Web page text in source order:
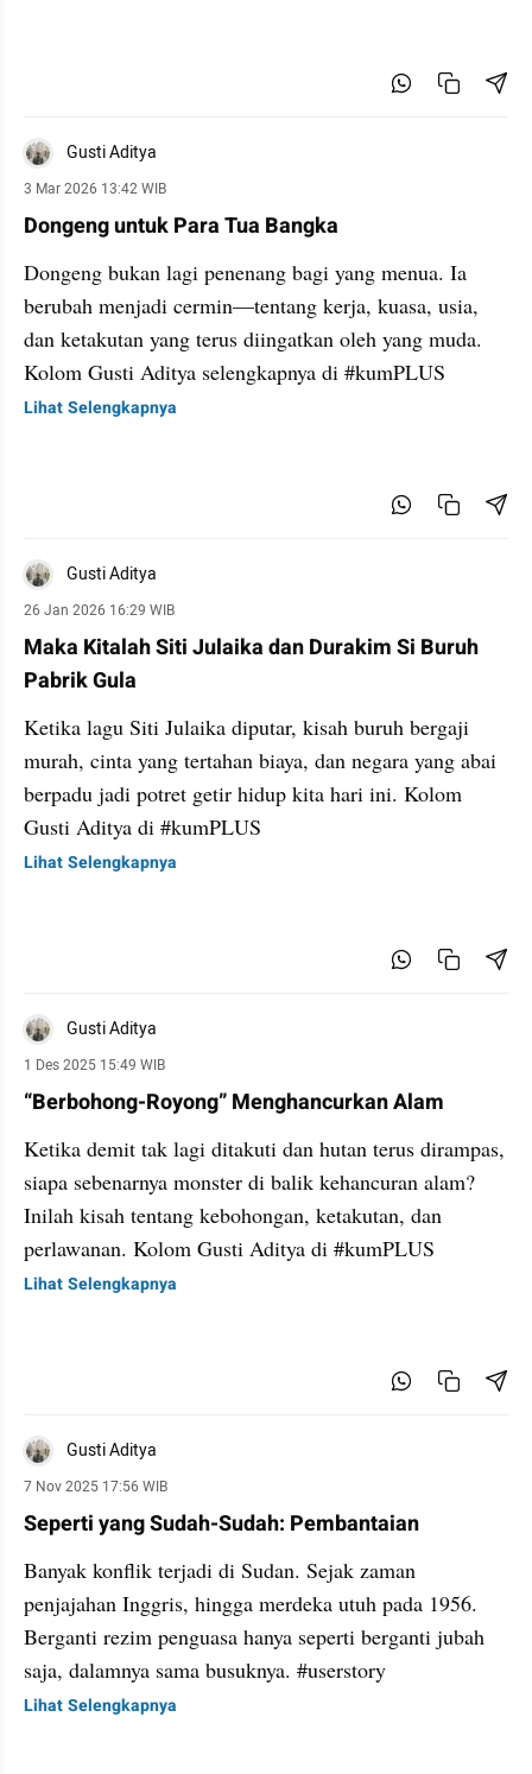
Gusti Aditya
3 Mar 2026 13:42 WIB
Dongeng untuk Para Tua Bangka
Dongeng bukan lagi penenang bagi yang menua. Ia
berubah menjadi cermin—tentang kerja, kuasa, usia,
dan ketakutan yang terus diingatkan oleh yang muda.
Kolom Gusti Aditya selengkapnya di #kumPLUS
Lihat Selengkapnya
Gusti Aditya
26 Jan 2026 16:29 WIB
Maka Kitalah Siti Julaika dan Durakim Si Buruh
Pabrik Gula
Ketika lagu Siti Julaika diputar, kisah buruh bergaji
murah, cinta yang tertahan biaya, dan negara yang abai
berpadu jadi potret getir hidup kita hari ini. Kolom
Gusti Aditya di #kumPLUS
Lihat Selengkapnya
Gusti Aditya
1 Des 2025 15:49 WIB
“Berbohong-Royong” Menghancurkan Alam
Ketika demit tak lagi ditakuti dan hutan terus dirampas,
siapa sebenarnya monster di balik kehancuran alam?
Inilah kisah tentang kebohongan, ketakutan, dan
perlawanan. Kolom Gusti Aditya di #kumPLUS
Lihat Selengkapnya
Gusti Aditya
7 Nov 2025 17:56 WIB
Seperti yang Sudah-Sudah: Pembantaian
Banyak konflik terjadi di Sudan. Sejak zaman
penjajahan Inggris, hingga merdeka utuh pada 1956.
Berganti rezim penguasa hanya seperti berganti jubah
saja, dalamnya sama busuknya. #userstory
Lihat Selengkapnya